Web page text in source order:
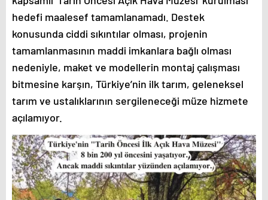
hedefi maalesef tamamlanamadı. Destek
konusunda ciddi sıkıntılar olması, projenin
tamamlanmasının maddi imkanlara bağlı olması
nedeniyle, maket ve modellerin montaj çalışması
bitmesine karşın, Türkiye’nin ilk tarım, geleneksel
tarım ve ustalıklarının sergileneceği müze hizmete
açılamıyor.